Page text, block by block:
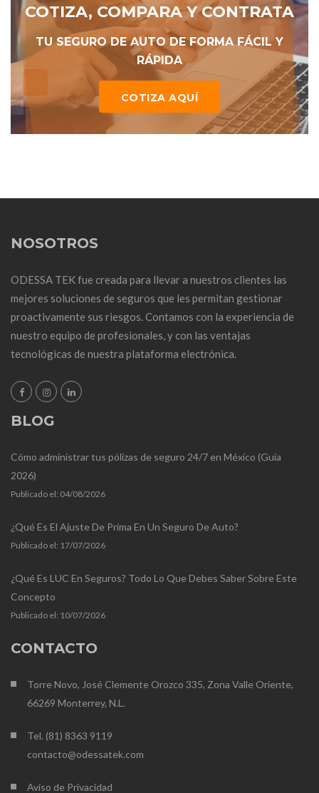
COTIZA, COMPARA Y CONTRATA
TU SEGURO DE AUTO DE FORMA FÁCIL Y
RÁPIDA
COTIZA AQUÍ
NOSOTROS
ODESSA TEK fue creada para llevar a nuestros clientes las
mejores soluciones de seguros que les permitan gestionar
proactivamente sus riesgos. Contamos con la experiencia de
nuestro equipo de profesionales, y con las ventajas
tecnológicas de nuestra plataforma electrónica.
BLOG
Cómo administrar tus pólizas de seguro 24/7 en México (Guía
2026)
Publicado el: 04/08/2026
¿Qué Es El Ajuste De Prima En Un Seguro De Auto?
Publicado el: 17/07/2026
¿Qué Es LUC En Seguros? Todo Lo Que Debes Saber Sobre Este
Concepto
Publicado el: 10/07/2026
CONTACTO
Torre Novo, José Clemente Orozco 335, Zona Valle Oriente,
66269 Monterrey, N.L.
Tel. (81) 8363 9119
contacto@odessatek.com
Aviso de Privacidad